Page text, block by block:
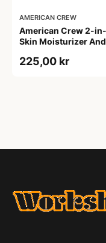
AMERICAN CREW
American Crew 2-
Skin Moisturizer And
ml)
225,00 kr